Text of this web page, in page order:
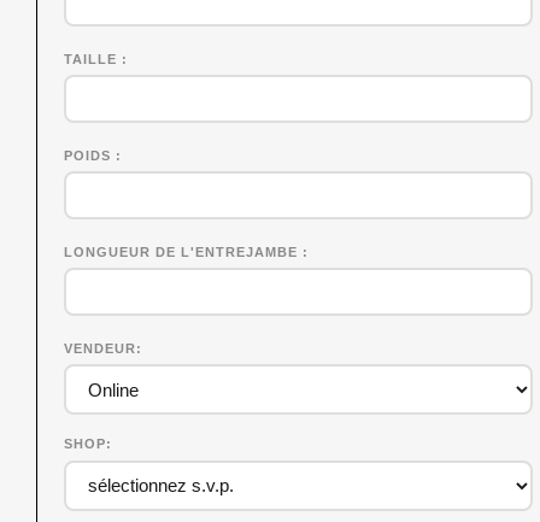
TAILLE
POIDS
LONGUEUR DE L'ENTREJAMBE
VENDEUR
SHOP